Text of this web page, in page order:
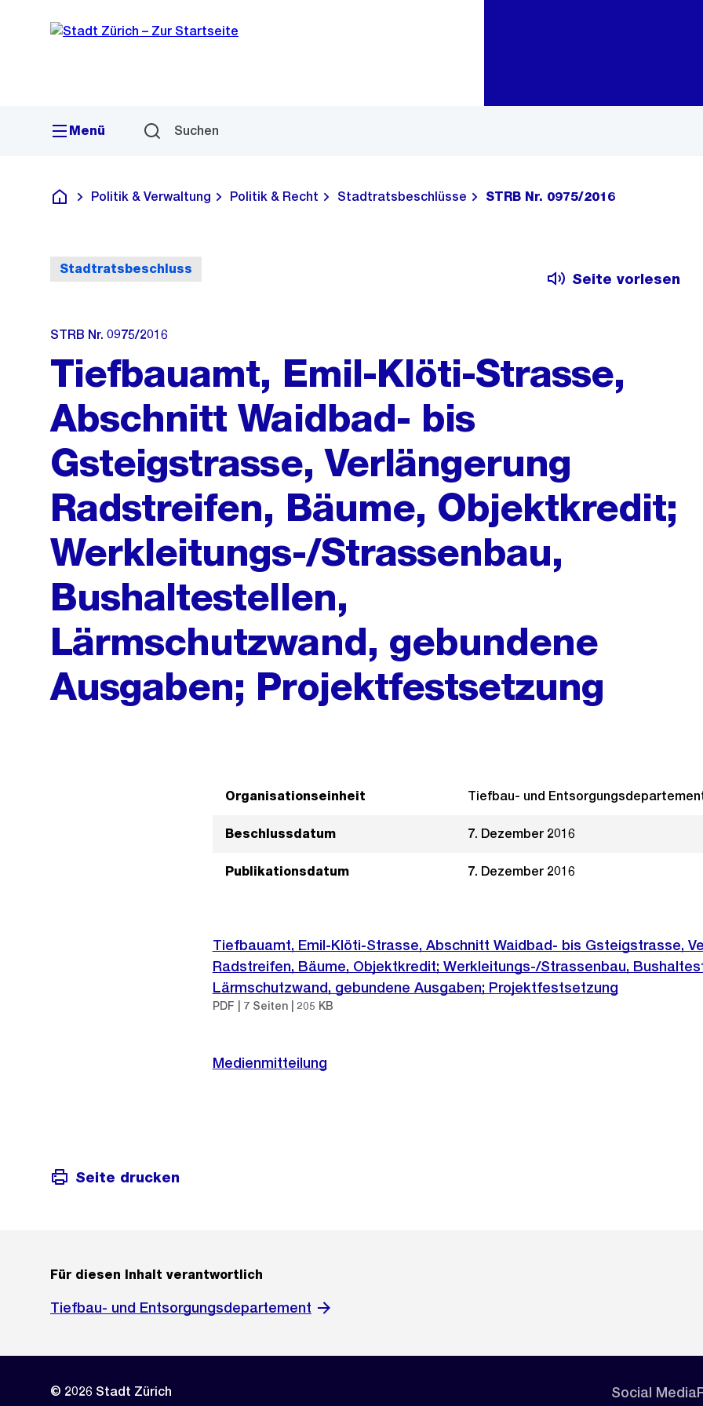
Navigation
Sprunglink
Menü Suchen
Deutsch
Politik & Verwaltung Politik & Recht Stadtratsbeschlüsse STRB Nr. 0975/2016
Stadtratsbeschluss
Seite vorlesen
STRB Nr. 0975/2016
Tiefbauamt, Emil-Klöti-Strasse,
Abschnitt Waidbad- bis
Gsteigstrasse, Verlängerung
Radstreifen, Bäume, Objektkredit;
Werkleitungs-/Strassenbau,
Bushaltestellen,
Lärmschutzwand, gebundene
Ausgaben; Projektfestsetzung
Organisationseinheit Tiefbau- und
Beschlussdatum 7. Dezember 2016
Publikationsdatum 7. Dezember 2016
Tiefbauamt, Emil-Klöti-Strasse, Abschnitt Waidbad- bis Gsteigstrasse,
Radstreifen, Bäume, Objektkredit; Werkleitungs-/Strassenbau,
Lärmschutzwand, gebundene Ausgaben; Projektfestsetzung
PDF | 7 Seiten | 205 KB
Medienmitteilung
Seite drucken
Für diesen Inhalt verantwortlich
Tiefbau- und Entsorgungsdepartement
© 2026 Stadt Zürich Social Media